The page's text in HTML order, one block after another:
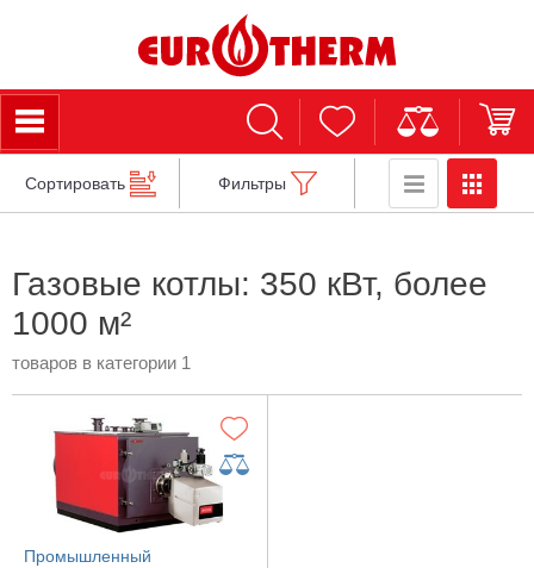
Сортировать Фильтры
Газовые котлы: 350 кВт, более
1000 м²
товаров в категории 1
Промышленный